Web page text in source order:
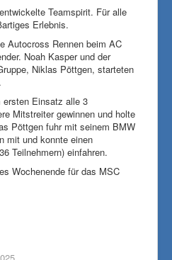
Teamspirit. Für alle
Erlebnis.
Autocross Rennen beim AC
Noah Kasper und der
Niklas Pöttgen, starteten
ersten Einsatz alle 3
Mitstreiter gewinnen und holte
Pöttgen fuhr mit seinem BMW
mit und konnte einen
Teilnehmern) einfahren.
Wochenende für das MSC